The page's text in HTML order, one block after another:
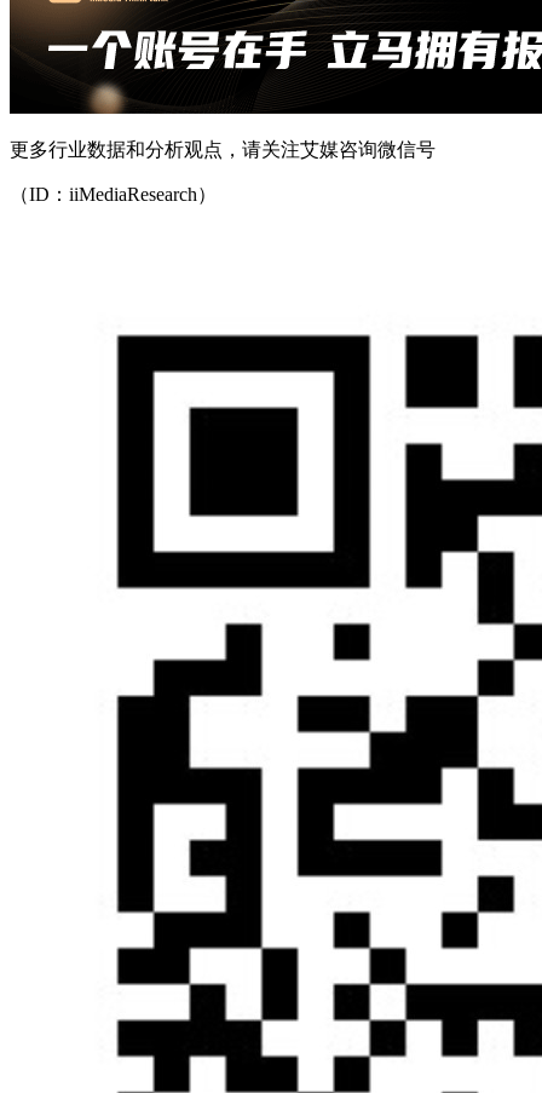
更多行业数据和分析观点，请关注艾媒咨询微信号
（ID：iiMediaResearch）